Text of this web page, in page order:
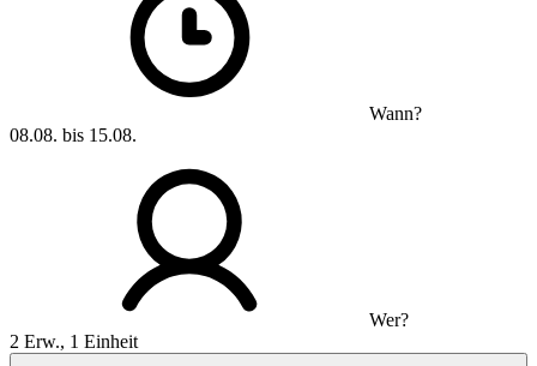
Wann?
08.08. bis 15.08.
Wer?
2 Erw., 1 Einheit